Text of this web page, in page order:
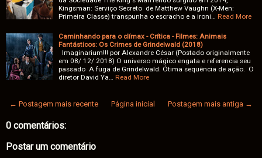
Kingsman: Serviço Secreto de Matthew Vaughn (X-Men:
Primeira Classe) transpunha o escracho e a ironi… Read More
Caminhando para o clímax - Crítica - Filmes: Animais
Fantásticos: Os Crimes de Grindelwald (2018)
Imaginarium!!! por Alexandre César (Postado originalmente
em 08/ 12/ 2018) O universo mágico engata e referencia seu
passado A fuga de Grindelwald. Ótima sequência de ação. O
diretor David Ya… Read More
← Postagem mais recente Postagem mais antiga →
Página inicial
0 comentários:
Postar um comentário